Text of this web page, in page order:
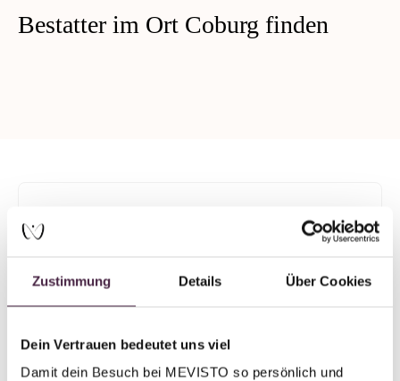
Zustimmung Details Über Cookies
Dein Vertrauen bedeutet uns viel
Damit dein Besuch bei MEVISTO so persönlich und
Bestatter im Ort Coburg finden
Deutschland